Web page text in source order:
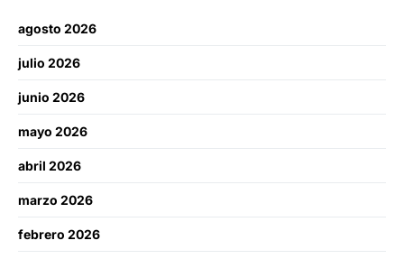
agosto 2026
julio 2026
junio 2026
mayo 2026
abril 2026
marzo 2026
febrero 2026